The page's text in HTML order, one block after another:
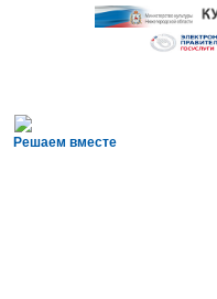
Решаем вместе